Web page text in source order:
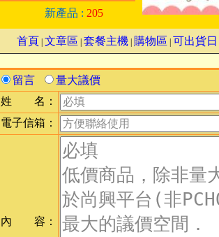
新產品 : 205
首頁 文章區 套餐主機| 購物區 可出貨日
留言
量大議價
姓 名：
電子信箱：
內 容：